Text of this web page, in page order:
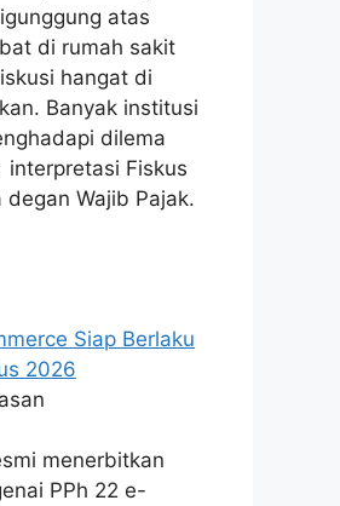
atas
di rumah sakit
hangat di
Banyak institusi
dilema
Fiskus
Wajib Pajak.
Siap Berlaku
2026
menerbitkan
PPh 22 e-